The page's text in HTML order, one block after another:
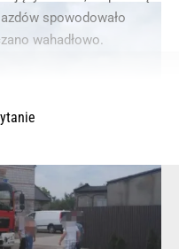
spowodowało
wahadłowo.